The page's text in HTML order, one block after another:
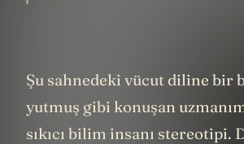
Şu sahnedeki vücut diline bir
yutmuş gibi konuşan